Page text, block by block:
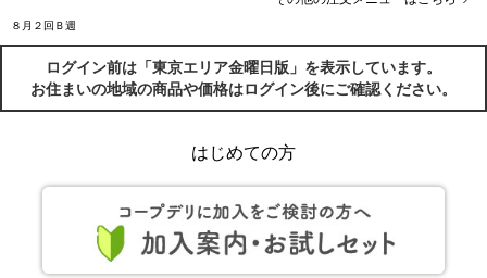
８月２回Ｂ週
ログイン前は「東京エリア金曜日版」を表示しています。
お住まいの地域の商品や価格はログイン後にご確認ください。
はじめての方